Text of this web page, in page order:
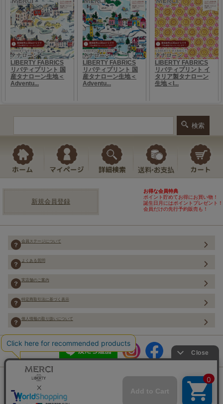
新規会員登録
お得な会員特典
ポイント貯めてお得にお買い物！
誕生日月にはポイントプレゼント！
会員だけの先行予約販売も！
会員ステージについて
よくある質問
実店舗のご案内
特定商取引法に基づく表示
個人情報の取り扱いについて